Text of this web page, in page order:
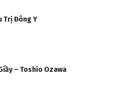
Trị Đông Y
– Toshio Ozawa